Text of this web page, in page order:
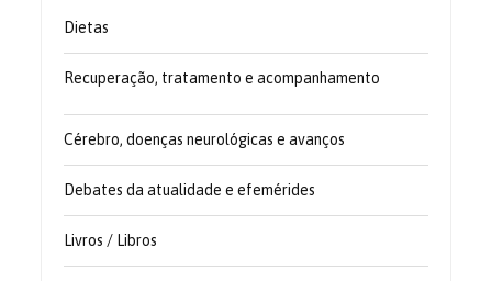
Dietas
Recuperação, tratamento e acompanhamento
Cérebro, doenças neurológicas e avanços
Debates da atualidade e efemérides
Livros / Libros